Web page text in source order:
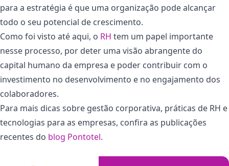
para a estratégia é que uma organização pode alcançar
todo o seu potencial de crescimento.
Como foi visto até aqui, o RH tem um papel importante
nesse processo, por deter uma visão abrangente do
capital humano da empresa e poder contribuir com o
investimento no desenvolvimento e no engajamento dos
colaboradores.
Para mais dicas sobre gestão corporativa, práticas de RH e
tecnologias para as empresas, confira as publicações
recentes do blog Pontotel.